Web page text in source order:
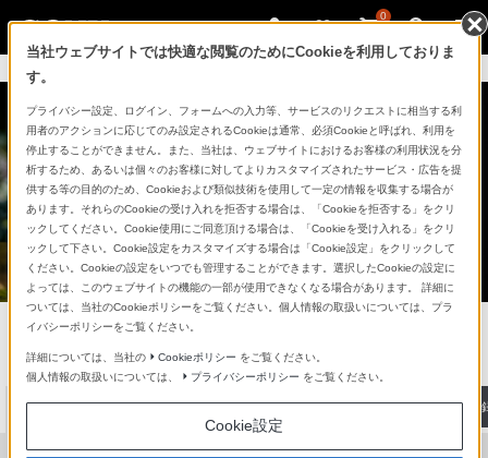
0
製品に関する重要なお知らせ
最新情報 商品を探す ソニーストアで体験・購入 My Sony・製品のサポート登
当社ウェブサイトでは快適な閲覧のためにCookieを利用しておりま
す。
プライバシー設定、ログイン、フォームへの入力等、サービスのリクエストに相当する利
用者のアクションに応じてのみ設定されるCookieは通常、必須Cookieと呼ばれ、利用を
停止することができません。また、当社は、ウェブサイトにおけるお客様の利用状況を分
析するため、あるいは個々のお客様に対してよりカスタマイズされたサービス・広告を提
供する等の目的のため、Cookieおよび類似技術を使用して一定の情報を収集する場合が
あります。それらのCookieの受け入れを拒否する場合は、「Cookieを拒否する」をクリ
ックしてください。Cookie使用にご同意頂ける場合は、「Cookieを受け入れる」をクリ
ックして下さい。Cookie設定をカスタマイズする場合は「Cookie設定」をクリックして
ください。Cookieの設定をいつでも管理することができます。選択したCookieの設定に
よっては、このウェブサイトの機能の一部が使用できなくなる場合があります。 詳細に
ついては、当社のCookieポリシーをご覧ください。個人情報の取扱いについては、プラ
イバシーポリシーをご覧ください。
詳細については、当社の Cookieポリシー をご覧ください。
個人情報の取扱いについては、
プライバシーポリシー をご覧ください。
Cookie設定